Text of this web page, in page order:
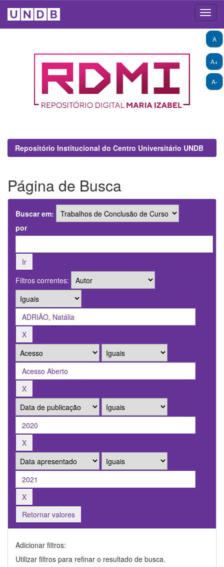
A+
A-
A
Repositório Institucional do Centro Universitário UNDB
Página de Busca
Buscar em:
por
Filtros correntes:
Retornar valores
Adicionar filtros:
Utilizar filtros para refinar o resultado de busca.